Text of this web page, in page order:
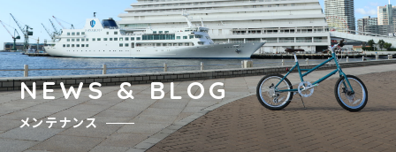
NEWS & BLOG
メンテナンス